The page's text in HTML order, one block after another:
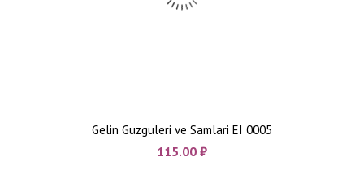
Gelin Guzguleri ve Samlari EI 0005
115.00 ₼